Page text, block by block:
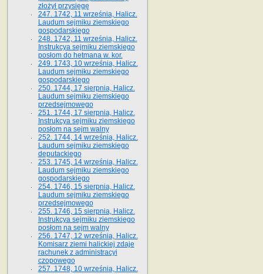
złożył przysięgę
247. 1742, 11 września, Halicz.
Laudum sejmiku ziemskiego
gospodarskiego
248. 1742, 11 września, Halicz.
Instrukcya sejmiku ziemskiego
posłom do hetmana w. kor.
249. 1743, 10 września, Halicz.
Laudum sejmiku ziemskiego
gospodarskiego
250. 1744, 17 sierpnia, Halicz.
Laudum sejmiku ziemskiego
przedsejmowego
251. 1744, 17 sierpnia, Halicz.
Instrukcya sejmiku ziemskiego
posłom na sejm walny
252. 1744, 14 września, Halicz.
Laudum sejmiku ziemskiego
deputackiego
253. 1745, 14 września, Halicz.
Laudum sejmiku ziemskiego
gospodarskiego
254. 1746, 15 sierpnia, Halicz.
Laudum sejmiku ziemskiego
przedsejmowego
255. 1746, 15 sierpnia, Halicz.
Instrukcya sejmiku ziemskiego
posłom na sejm walny
256. 1747, 12 września, Halicz.
Komisarz ziemi halickiej zdaje
rachunek z administracyi
czopowego
257. 1748, 10 września, Halicz.